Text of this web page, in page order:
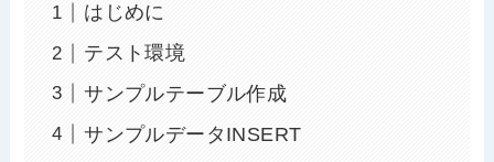
はじめに
テスト環境
サンプルテーブル作成
サンプルデータINSERT